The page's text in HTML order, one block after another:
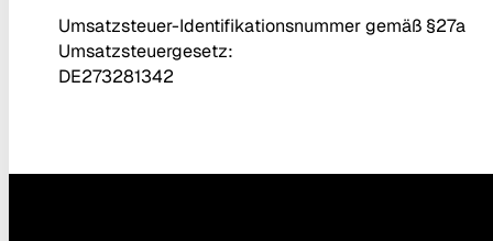
Umsatzsteuer-Identifikationsnummer gemäß §27a
Umsatzsteuergesetz:
DE273281342